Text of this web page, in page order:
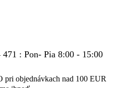
: Pon- Pia 8:00 - 15:00
objednávkach nad 100 EUR